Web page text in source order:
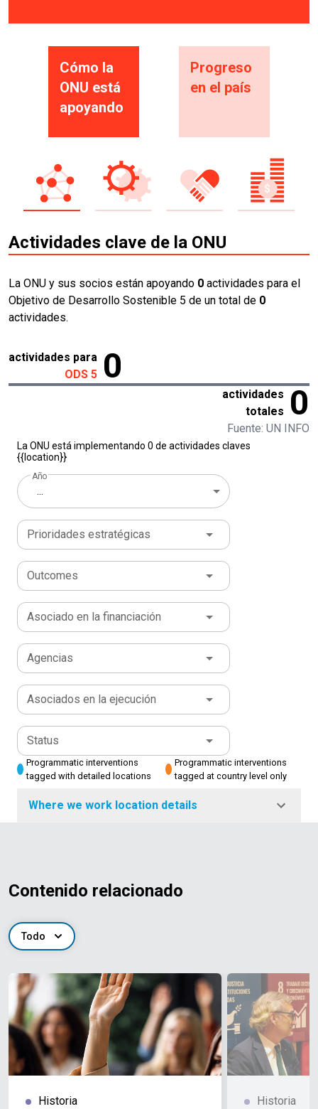
Cómo la
ONU está
apoyando
Progreso
en el país
Actividades clave de la ONU
La ONU y sus socios están apoyando 0 actividades para el
Objetivo de Desarrollo Sostenible 5 de un total de 0
actividades.
actividades para
ODS 5 0
actividades
totales 0
Fuente: UN INFO
La ONU está implementando 0 de actividades claves
{{location}}
Año
...
Prioridades estratégicas
Outcomes
Asociado en la financiación
Agencias
Asociados en la ejecución
Status
Programmatic interventions
tagged with detailed locations
Programmatic interventions
tagged at country level only
Where we work location details
Contenido relacionado
Todo
Historia Historia